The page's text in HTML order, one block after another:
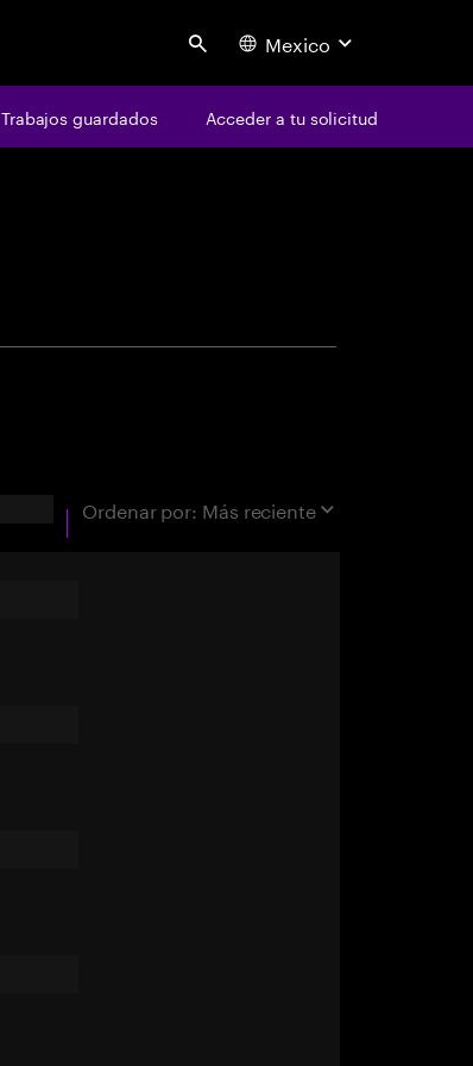
Search Mexico
Trabajos guardados Acceder a tu solicitud
Ordenar por: Más reciente